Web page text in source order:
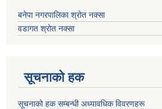
बनेपा नगरपालिका श्रोत नक्सा
वडागत श्रोत नक्सा
सूचनाको हक
सूचनाको हक सम्बन्धी अध्यावधिक विवरणहरू